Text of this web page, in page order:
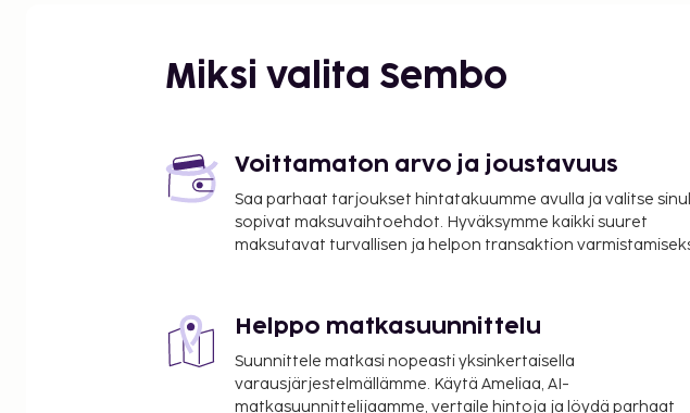
Miksi valita Sembo
Voittamaton arvo ja joustavuus
Saa parhaat tarjoukset hintatakuumme avulla ja valitse
sopivat maksuvaihtoehdot. Hyväksymme kaikki suuret
maksutavat turvallisen ja helpon transaktion
Helppo matkasuunnittelu
Suunnittele matkasi nopeasti yksinkertaisella
varausjärjestelmällämme. Käytä Ameliaa, AI-
matkasuunnittelijaamme, vertaile hintoja ja löydä parhaat